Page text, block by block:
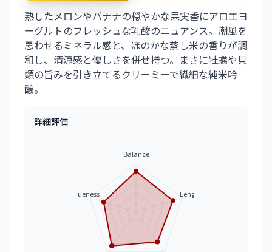
熟したメロンやバナナの穏やかな果実香にアロエヨ
ーグルトのフレッシュな乳酸のニュアンス。潮風を
思わせるミネラル感と、ほのかな蒸し米の香りが調
和し、清涼感と優しさを併せ持つ。まさに牡蠣や貝
類の旨みを引き立てるクリーミーで繊細な純米吟
醸。
詳細評価
Balance
Length
Uniqueness